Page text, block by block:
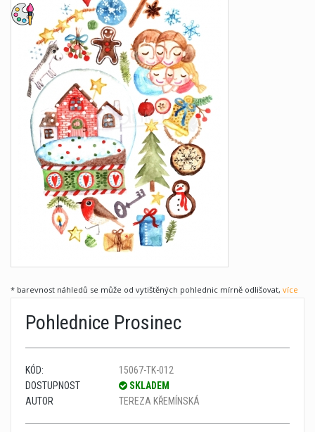
* barevnost náhledů se může od vytištěných pohlednic mírně odlišovat, více
Pohlednice Prosinec
KÓD:
15067-TK-012
DOSTUPNOST
SKLADEM
AUTOR
TEREZA KŘEMÍNSKÁ